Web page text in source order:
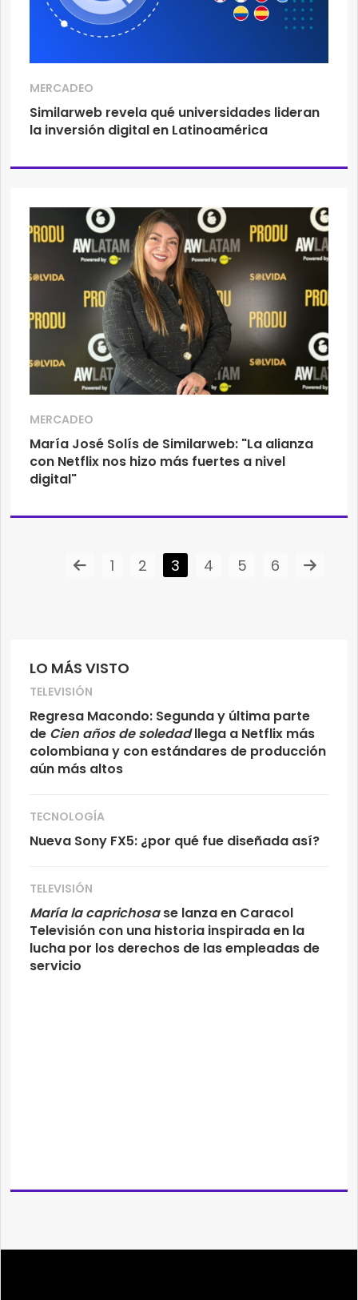
LO MÁS VISTO
TELEVISIÓN
Regresa Macondo: Segunda y última parte
de Cien años de soledadllega a Netflix más
colombiana y con estándares de producción
aún más altos
TECNOLOGÍA
Nueva Sony FX5: ¿por qué fue diseñada así?
TELEVISIÓN
María la caprichosase lanza en Caracol
Televisión con una historia inspirada en la
lucha por los derechos de las empleadas de
servicio
MERCADEO
Similarweb revela qué universidades lideran
la inversión digital en Latinoamérica
MERCADEO
María José Solís de Similarweb: "La alianza
con Netflix nos hizo más fuertes a nivel
digital"
1 2 3 4 5 6